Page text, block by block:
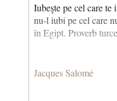
Iubeşte pe cel care te
nu-l iubi pe cel care
în Egipt. Proverb
Jacques Salomé